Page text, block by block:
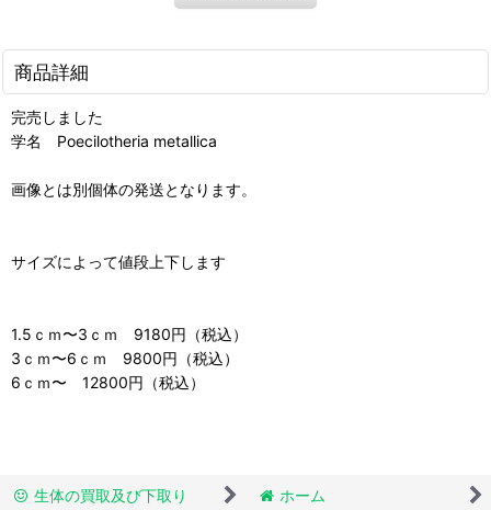
商品詳細
完売しました
学名 Poecilotheria metallica
画像とは別個体の発送となります。
サイズによって値段上下します
1.5ｃｍ〜3ｃｍ 9180円（税込）
3ｃｍ〜6ｃｍ 9800円（税込）
6ｃｍ〜 12800円（税込）
生体の買取及び下取り ホーム